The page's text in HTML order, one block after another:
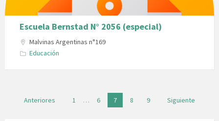
Escuela Bernstad N° 2056 (especial)
Malvinas Argentinas n°169
Educación
Navegación
Anteriores 1 … 6 7 8 9 Siguiente